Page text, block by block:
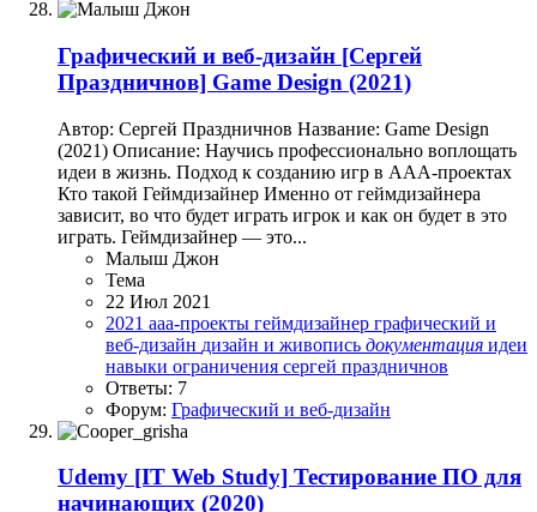
Графический и веб-дизайн [Сергей
Праздничнов] Game Design (2021)
Автор: Сергей Праздничнов Название: Game Design
(2021) Описание: Научись профессионально воплощать
идеи в жизнь. Подход к созданию игр в ААА-проектах
Кто такой Геймдизайнер Именно от геймдизайнера
зависит, во что будет играть игрок и как он будет в это
играть. Геймдизайнер — это...
Малыш Джон
Тема
22 Июл 2021
2021 aaa-проекты геймдизайнер графический и
веб-дизайн дизайн и живопись документация идеи
навыки ограничения сергей праздничнов
Ответы: 7
Форум: Графический и веб-дизайн
Udemy [IT Web Study] Тестирование ПО для
начинающих (2020)